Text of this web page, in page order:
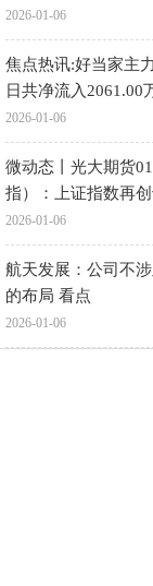
2026-01-06
焦点热讯:好当家主
日共净流入2061.00
2026-01-06
微动态丨光大期货
指）：上证指数再
是“真突破”还是“假
2026-01-06
航天发展：公司不
的布局 看点
2026-01-06